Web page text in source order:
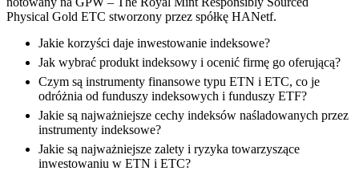
Physical Gold ETC stworzony przez spółkę HANetf.
Jakie korzyści daje inwestowanie indeksowe?
Jak wybrać produkt indeksowy i ocenić firmę go oferującą?
Czym są instrumenty finansowe typu ETN i ETC, co je
odróżnia od funduszy indeksowych i funduszy ETF?
Jakie są najważniejsze cechy indeksów naśladowanych przez
instrumenty indeksowe?
Jakie są najważniejsze zalety i ryzyka towarzyszące
inwestowaniu w ETN i ETC?